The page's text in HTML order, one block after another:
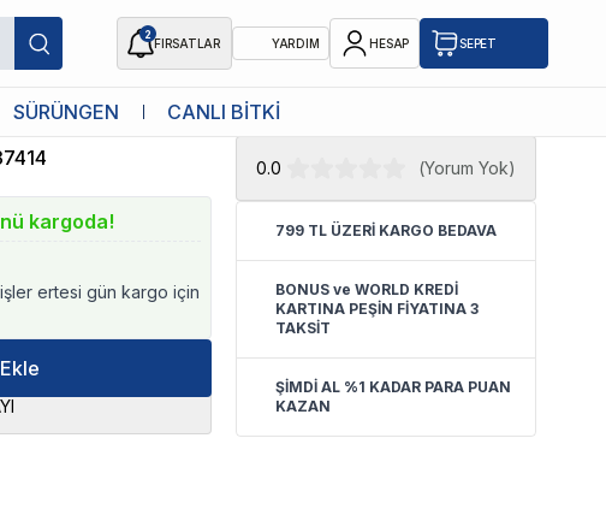
2
FIRSATLAR YARDIM HESAP SEPET
SÜRÜNGEN CANLI BİTKİ
Kabı
kargoda!
ertesi gün kargo için
★ Atakan Petshop,
satıcısıdır.
0.0 (Yorum Yok)
799 TL ÜZERİ KARGO BEDAVA
BONUS ve WORLD KREDİ
KARTINA PEŞİN FİYATINA 3
TAKSİT
ŞİMDİ AL %1 KADAR PARA PUAN
KAZAN